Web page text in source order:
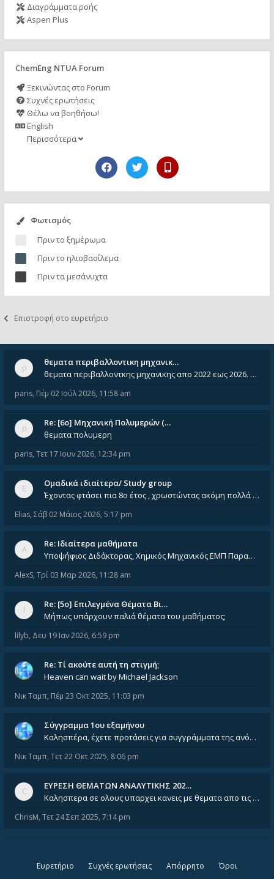
Διαγράμματα ροής
Aspen Plus
ChemEng NTUA Forum
Ξεκινώντας στο Forum
Συχνές ερωτήσεις
Θέλω να βοηθήσω!
English
Περισσότερα
Φωτισμός
Πριν το ξημέρωμα
Πριν το ηλιοβασίλεμα
Πριν τα μεσάνυχτα
Επιστροφή στο ευρετήριο
θεματα περιβαλλοντικη μηχανικ…
θεματα περιβαλλοντκης μηχανικης απο 2022 εως 2026. Δεν ειναι μεσα του Σεπτεμβιου του 2025. Αν τα εχει καποιος ας τα ανε
paris, Πέμ 02 Ιούλ 2026, 11:58 am
Re: [6o] Mηχανική Πολυμερών (…
θεματα πολυμερη
paris, Τετ 17 Ιουν 2026, 12:34 pm
Ομαδικά ιδιαίτερα/ Study group
Έχοντας φτάσει πια 8ο έτος , χρωστώντας ακόμη πολλά και χωρίς καμία όρεξη ούτε να διαβάσω μόνος μου ούτε να παρακολουθήσ
Elias, Σάβ 02 Μάιος 2026, 5:17 pm
Re: Ιδιαίτερα μαθήματα
Υποψήφιος Διδάκτορας, Χημικός Μηχανικός ΕΜΠ Παραδίδω ιδιαίτερα μαθήματα μέσης και ανώτατης εκπαίδευσης σε θετικές και τε
AlexS, Τρί 03 Μαρ 2026, 11:28 am
Re: [5ο] Επιλεγμένα Θέματα Βι…
Μήπως υπάρχουν παλιά θέματα του μαθήματος;
lilyb, Δευ 19 Ιαν 2026, 6:59 pm
Re: Tί ακούτε αυτή τη στιγμή;
Heaven can wait by Michael Jackson
Νικ Ταμπ, Πέμ 23 Οκτ 2025, 11:03 pm
Σύγγραμμα 1ου εξαμήνου
Καλησπέρα, έχετε προτάσεις για συγγράμματα της ανόργανης χημείας? Είμαι ανάμεσα σε Λιοδάκη, Chung και Atkins
Νικ Ταμπ, Τετ 22 Οκτ 2025, 8:06 pm
ΕΥΡΕΣΗ ΘΕΜΑΤΩΝ ΑΝΑΛΥΤΙΚΗΣ 202…
Καλησπερα σε ολους υπαρχει κανεις με θεματα απο τις εξετασεις του ιουνιου και σεπτεμβρίου για την αναλυτικη χημεια
ChrisM, Τετ 24 Σεπ 2025, 7:14 pm
Ευρετήριο Συχνές ερωτήσεις Απόρρητο Όροι